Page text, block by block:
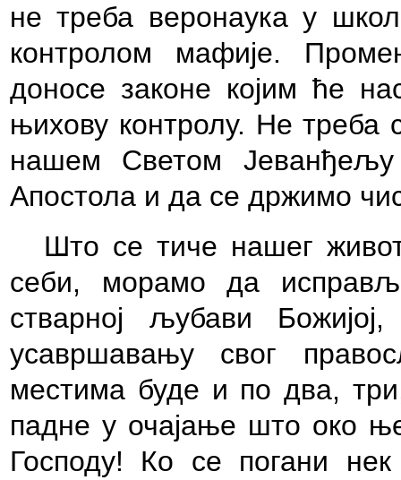
не треба веронаука у
контролом мафије.
доносе законе којим ће
њихову контролу. Не
нашем Светом
Апостола и да се држимо
Што се тиче нашег
себи, морамо да
стварној љубави
усавршавању свог
местима буде и по два,
падне у очајање што око
Господу! Ко се погани